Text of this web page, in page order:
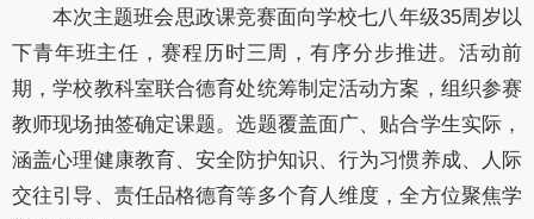
本次主题班会思政课竞赛面向学校七八年级35周岁以
下青年班主任，赛程历时三周，有序分步推进。活动前
期，学校教科室联合德育处统筹制定活动方案，组织参赛
教师现场抽签确定课题。选题覆盖面广、贴合学生实际，
涵盖心理健康教育、安全防护知识、行为习惯养成、人际
交往引导、责任品格德育等多个育人维度，全方位聚焦学